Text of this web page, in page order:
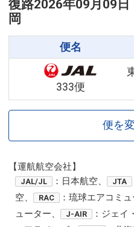
復路2026年09月09日
岡
便名
333便
便を
【運航航空会社】
JAL/JL ：日本航空、 JTA
空、
RAC ：琉球エアコミュ
ューター、
J-AIR ：ジェイ